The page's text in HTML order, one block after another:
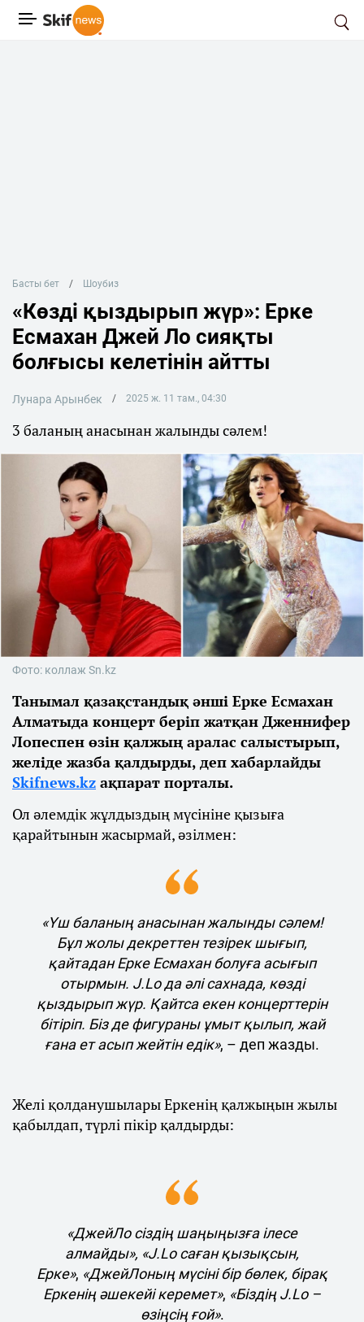
Басты бет Шоубиз
«Көзді қыздырып жүр»: Ерке
Есмахан Джей Ло сияқты
болғысы келетінін айтты
Лунара Арынбек 2025 ж. 11 там., 04:30
3 баланың анасынан жалынды сәлем!
Фото: коллаж Sn.kz
Танымал қазақстандық әнші Ерке Есмахан
Алматыда концерт беріп жатқан Дженнифер
Лопеспен өзін қалжың аралас салыстырып,
желіде жазба қалдырды, деп хабарлайды
Skifnews.kz ақпарат порталы.
Ол әлемдік жұлдыздың мүсініне қызыға
қарайтынын жасырмай, әзілмен:
«Үш баланың анасынан жалынды сәлем!
Бұл жолы декреттен тезірек шығып,
қайтадан Ерке Есмахан болуға асығып
отырмын. J.Lo да әлі сахнада, көзді
қыздырып жүр. Қайтса екен концерттерін
бітіріп. Біз де фигураны ұмыт қылып, жай
ғана ет асып жейтін едік», – деп жазды.
Желі қолданушылары Еркенің қалжыңын жылы
қабылдап, түрлі пікір қалдырды:
«ДжейЛо сіздің шаңыңызға ілесе
алмайды», «J.Lo саған қызықсын,
Ерке», «ДжейЛоның мүсіні бір бөлек, бірақ
Еркенің әшекейі керемет», «Біздің J.Lo –
өзіңсің ғой».